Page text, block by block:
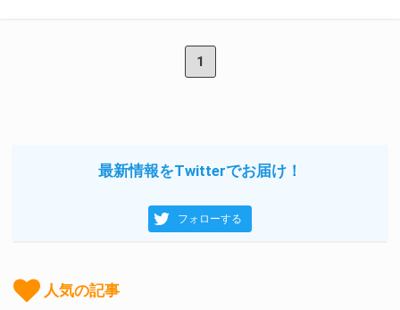
1
最新情報をTwitterでお届け！
フォローする
人気の記事